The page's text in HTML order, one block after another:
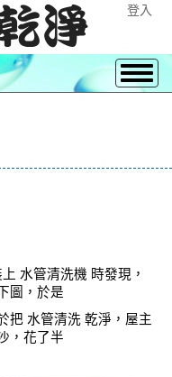
登入
水管清洗機 時發現，
圖，於是
把 水管清洗 乾淨，屋主
，花了半